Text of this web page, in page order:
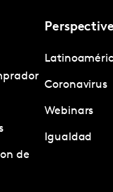
de
Coronavirus
Webinars
Igualdad